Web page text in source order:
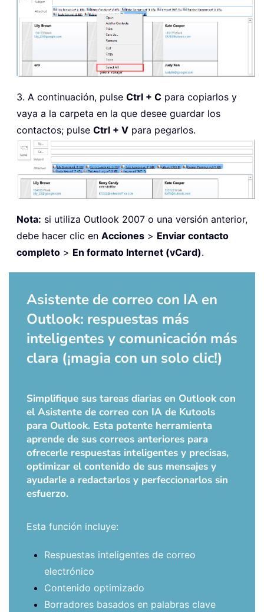
3. A continuación, pulse Ctrl + C para copiarlos y
vaya a la carpeta en la que desee guardar los
contactos; pulse Ctrl + V para pegarlos.
Nota: si utiliza Outlook 2007 o una versión anterior,
debe hacer clic en Acciones > Enviar contacto
completo > En formato Internet (vCard).
Asistente de correo con IA en
Outlook: respuestas más
inteligentes y comunicación más
clara (¡magia con un solo clic!)
Simplifique sus tareas diarias en Outlook con
el Asistente de correo con IA de Kutools
para Outlook. Esta potente herramienta
aprende de sus correos anteriores para
ofrecerle respuestas inteligentes y precisas,
optimizar el contenido de sus mensajes y
ayudarle a redactarlos y perfeccionarlos sin
esfuerzo.
Esta función incluye:
Respuestas inteligentes de correo
electrónico
Contenido optimizado
Borradores basados en palabras clave